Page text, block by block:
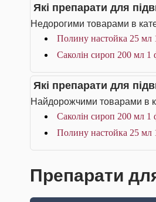
Які препарати для
Недорогими товарами в
Полину настойка 25 мл
Саколін сироп 200 мл 1
Які препарати для
Найдорожчими товарами в
Саколін сироп 200 мл 1
Полину настойка 25 мл
Препарати